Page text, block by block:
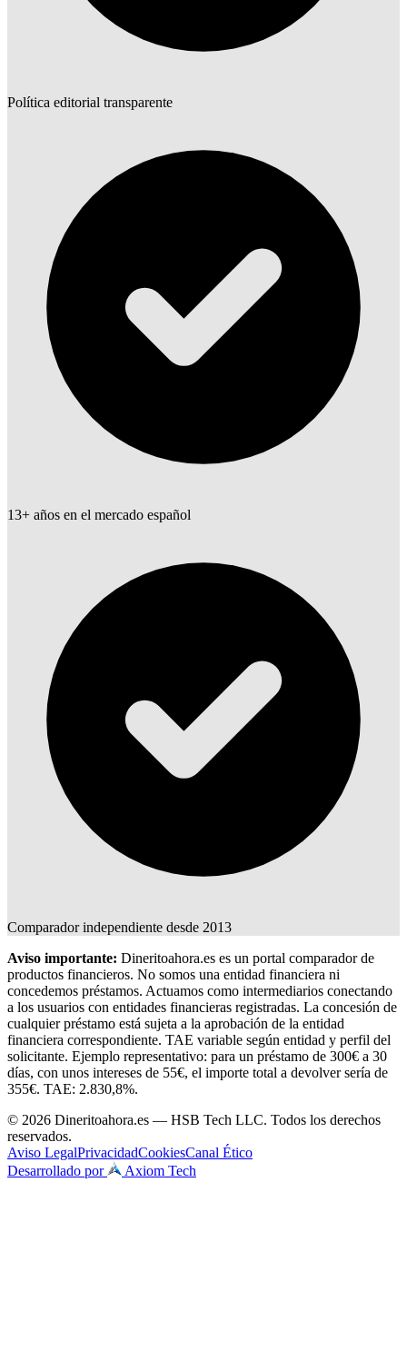
Política editorial transparente
13+ años en el mercado español
Comparador independiente desde 2013
Aviso importante: Dineritoahora.es es un portal comparador de
productos financieros. No somos una entidad financiera ni
concedemos préstamos. Actuamos como intermediarios conectando
a los usuarios con entidades financieras registradas. La concesión de
cualquier préstamo está sujeta a la aprobación de la entidad
financiera correspondiente. TAE variable según entidad y perfil del
solicitante. Ejemplo representativo: para un préstamo de 300€ a 30
días, con unos intereses de 55€, el importe total a devolver sería de
355€. TAE: 2.830,8%.
© 2026 Dineritoahora.es — HSB Tech LLC. Todos los derechos
reservados.
Aviso LegalPrivacidadCookiesCanal Ético
Desarrollado por
Axiom Tech